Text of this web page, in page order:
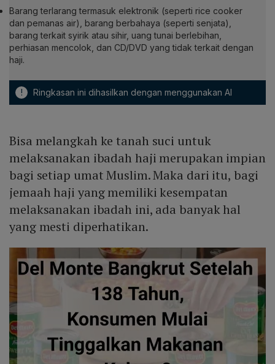
Barang terlarang termasuk elektronik (seperti rice cooker
dan pemanas air), barang berbahaya (seperti senjata),
barang terkait syirik atau sihir, uang tunai berlebihan,
perhiasan mencolok, dan CD/DVD yang tidak terkait dengan
haji.
! Ringkasan ini dihasilkan dengan menggunakan AI
Bisa melangkah ke tanah suci untuk
melaksanakan ibadah haji merupakan impian
bagi setiap umat Muslim. Maka dari itu, bagi
jemaah haji yang memiliki kesempatan
melaksanakan ibadah ini, ada banyak hal
yang mesti diperhatikan.